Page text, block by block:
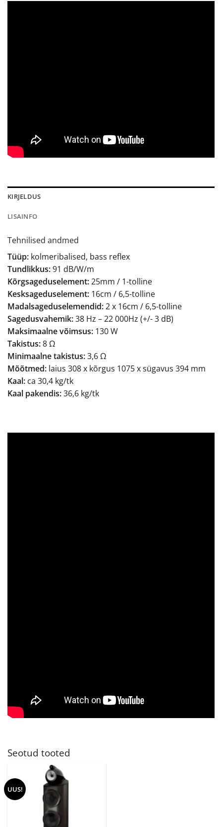
KIRJELDUS
LISAINFO
Tehnilised andmed
Tüüp: kolmeribalised, bass reflex
Tundlikkus:91 dB/W/m
Kõrgsageduselement:25mm / 1-tolline
Kesksageduselement: 16cm / 6,5-tolline
Madalsageduselemendid:2 x 16cm / 6,5-tolline
Sagedusvahemik:38 Hz – 22 000Hz (+/- 3 dB)
Maksimaalne võimsus: 130W
Takistus:8 Ω
Minimaalne takistus:3,6 Ω
Mõõtmed: laius 308 x kõrgus 1075 x sügavus 394 mm
Kaal: ca 30,4 kg/tk
Kaal pakendis:36,6 kg/tk
Seotud tooted
UUS!